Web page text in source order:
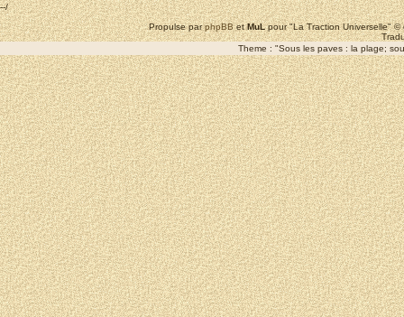
--/
Propulse parphpBBetMuLpour "La Traction Universelle"
Theme : "Sous les paves : la plage;